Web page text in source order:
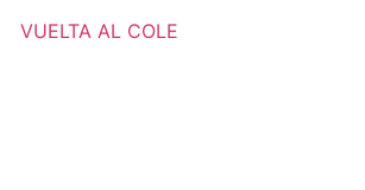
VUELTA AL COLE